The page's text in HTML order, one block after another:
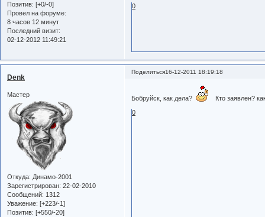
Позитив: [+0/-0]
Провел на форуме:
8 часов 12 минут
Последний визит:
02-12-2012 11:49:21
0
Поделиться16-12-2011 18:19:18
Denk
Мастер
Откуда: Динамо-2001
Зарегистрирован: 22-02-2010
Сообщений: 1312
Уважение: [+223/-1]
Позитив: [+550/-20]
Бобруйск, как дела?
Кто заявлен?
0